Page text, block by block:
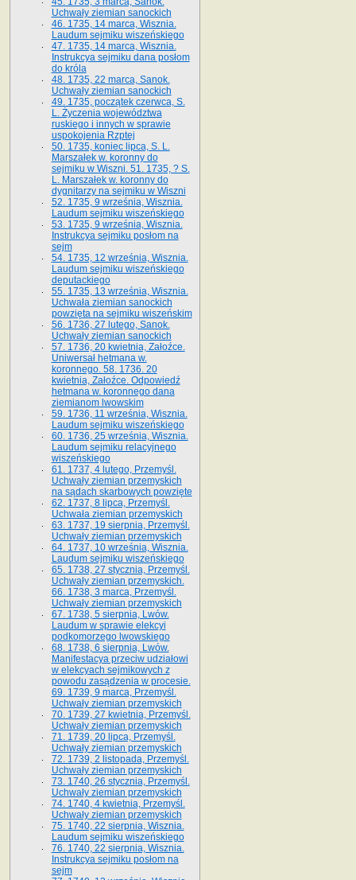
Uchwały ziemian sanockich
46. 1735, 14 marca, Wisznia.
Laudum sejmiku wiszeńskiego
47. 1735, 14 marca, Wisznia.
Instrukcya sejmiku dana posłom
do króla
48. 1735, 22 marca, Sanok.
Uchwały ziemian sanockich
49. 1735, początek czerwca, S.
L. Życzenia województwa
ruskiego i innych w sprawie
uspokojenia Rzptej
50. 1735, koniec lipca, S. L.
Marszałek w. koronny do
sejmiku w Wiszni. 51. 1735, ? S.
L. Marszałek w. koronny do
dygnitarzy na sejmiku w Wiszni
52. 1735, 9 września, Wisznia.
Laudum sejmiku wiszeńskiego
53. 1735, 9 września, Wisznia.
Instrukcya sejmiku posłom na
sejm
54. 1735, 12 września, Wisznia.
Laudum sejmiku wiszeńskiego
deputackiego
55. 1735, 13 września, Wisznia.
Uchwała ziemian sanockich
powzięta na sejmiku wiszeńskim
56. 1736, 27 lutego, Sanok.
Uchwały ziemian sanockich
57. 1736, 20 kwietnia, Załoźce.
Uniwersał hetmana w.
koronnego. 58. 1736. 20
kwietnia, Załoźce. Odpowiedź
hetmana w. koronnego dana
ziemianom lwowskim
59. 1736, 11 września, Wisznia.
Laudum sejmiku wiszeńskiego
60. 1736, 25 września, Wisznia.
Laudum sejmiku relacyjnego
wiszeńskiego
61. 1737, 4 lutego, Przemyśl.
Uchwały ziemian przemyskich
na sądach skarbowych powzięte
62. 1737, 8 lipca, Przemyśl.
Uchwała ziemian przemyskich
63. 1737, 19 sierpnia, Przemyśl.
Uchwały ziemian przemyskich
64. 1737, 10 września, Wisznia.
Laudum sejmiku wiszeńskiego
65. 1738, 27 stycznia, Przemyśl.
Uchwały ziemian przemyskich­­.
66. 1738, 3 marca, Przemyśl.
Uchwały ziemian przemyskich­
67. 1738, 5 sierpnia, Lwów.
Laudum w sprawie elekcyi
podkomorzego lwowskiego
68. 1738, 6 sierpnia, Lwów.
Manifestacya przeciw udziałowi
w elekcyach sejmikowych z
powodu zasądzenia w procesie.
69. 1739, 9 marca, Przemyśl.
Uchwały ziemian przemyskich
70. 1739, 27 kwietnia, Przemyśl.
Uchwały ziemian przemyskich
71. 1739, 20 lipca, Przemyśl.
Uchwały ziemian przemyskich
72. 1739, 2 listopada, Przemyśl.
Uchwały ziemian przemyskich
73. 1740, 26 stycznia, Przemyśl.
Uchwały ziemian przemyskich
74. 1740, 4 kwietnia, Przemyśl.
Uchwały ziemian przemyskich
75. 1740, 22 sierpnia, Wisznia.
Laudum sejmiku wiszeńskiego
76. 1740, 22 sierpnia, Wisznia.
Instrukcya sejmiku posłom na
sejm